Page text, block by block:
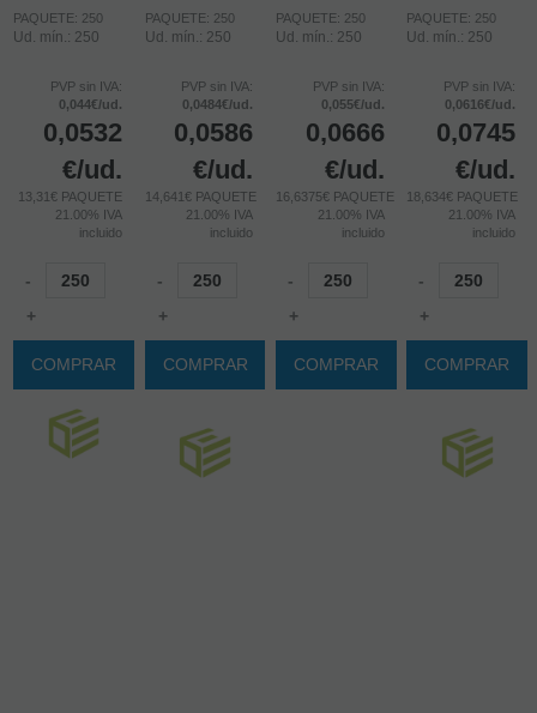
PAQUETE: 250
Ud. mín.: 250
PVP sin IVA:
0,044€/ud.
0,0532
€/ud.
13,31€ PAQUETE
21.00% IVA
incluido
-
+
COMPRAR
PAQUETE: 250
Ud. mín.: 250
PVP sin IVA:
0,0484€/ud.
0,0586
€/ud.
14,641€ PAQUETE
21.00% IVA
incluido
-
+
COMPRAR
PAQUETE: 250
Ud. mín.: 250
PVP sin IVA:
0,055€/ud.
0,0666
€/ud.
16,6375€ PAQUETE
21.00% IVA
incluido
-
+
COMPRAR
PAQUETE: 250
Ud. mín.: 250
PVP sin IVA:
0,0616€/ud.
0,0745
€/ud.
18,634€ PAQUETE
21.00% IVA
incluido
-
+
COMPRAR